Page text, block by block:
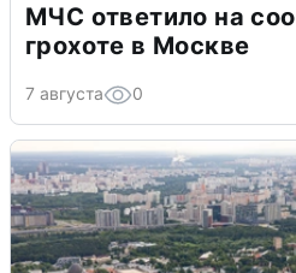
МЧС ответило на
грохоте в Москве
7 августа 0